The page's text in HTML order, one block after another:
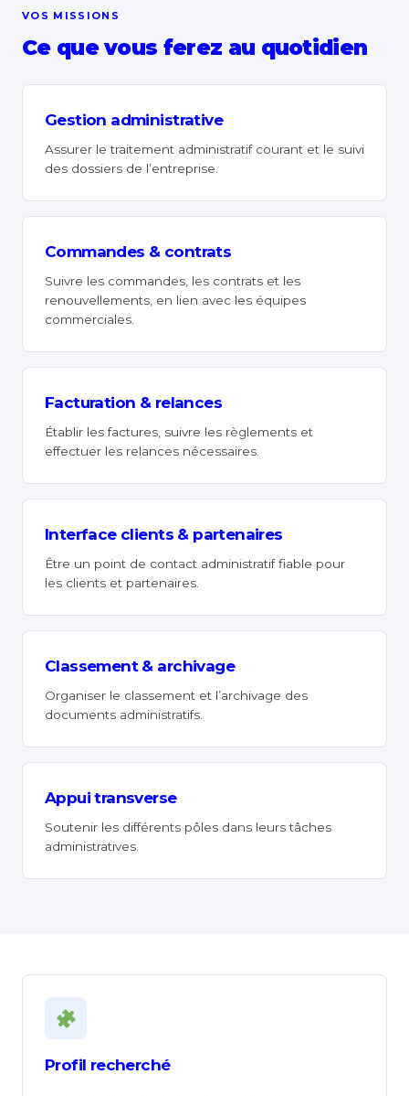
VOS MISSIONS
Ce que vous ferez au quotidien
Gestion administrative
Assurer le traitement administratif courant et le suivi
des dossiers de l’entreprise.
Commandes & contrats
Suivre les commandes, les contrats et les
renouvellements, en lien avec les équipes
commerciales.
Facturation & relances
Établir les factures, suivre les règlements et
effectuer les relances nécessaires.
Interface clients & partenaires
Être un point de contact administratif fiable pour
les clients et partenaires.
Classement & archivage
Organiser le classement et l’archivage des
documents administratifs.
Appui transverse
Soutenir les différents pôles dans leurs tâches
administratives.
Profil recherché